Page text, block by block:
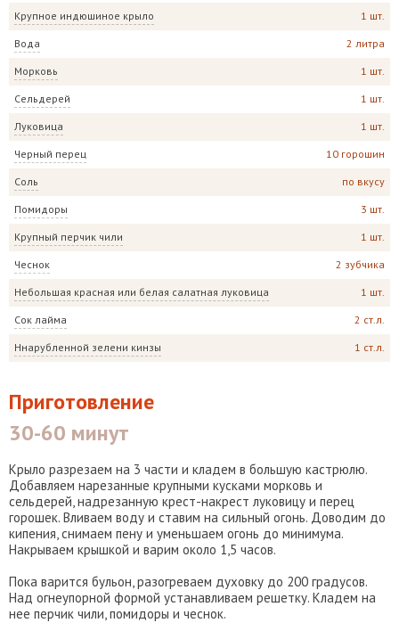
Крупное индюшиное крыло 1 шт.
Вода 2 литра
Морковь 1 шт.
Сельдерей 1 шт.
Луковица 1 шт.
Черный перец 10 горошин
Соль по вкусу
Помидоры 3 шт.
Крупный перчик чили 1 шт.
Чеснок 2 зубчика
Небольшая красная или белая салатная луковица 1 шт.
Сок лайма 2 ст.л.
Ннарубленной зелени кинзы 1 ст.л.
Приготовление
30-60 минут
Крыло разрезаем на 3 части и кладем в большую кастрюлю.
Добавляем нарезанные крупными кусками морковь и
сельдерей, надрезанную крест-накрест луковицу и перец
горошек. Вливаем воду и ставим на сильный огонь. Доводим до
кипения, снимаем пену и уменьшаем огонь до минимума.
Накрываем крышкой и варим около 1,5 часов.
Пока варится бульон, разогреваем духовку до 200 градусов.
Над огнеупорной формой устанавливаем решетку. Кладем на
нее перчик чили, помидоры и чеснок.